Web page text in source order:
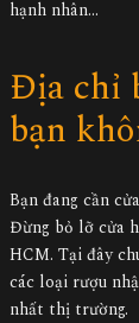
hạnh nhân…
Địa chỉ
bạn
Bạn đang cần
Đừng bỏ lỡ cửa
HCM. Tại đây
các loại rượu
nhất thị trường.